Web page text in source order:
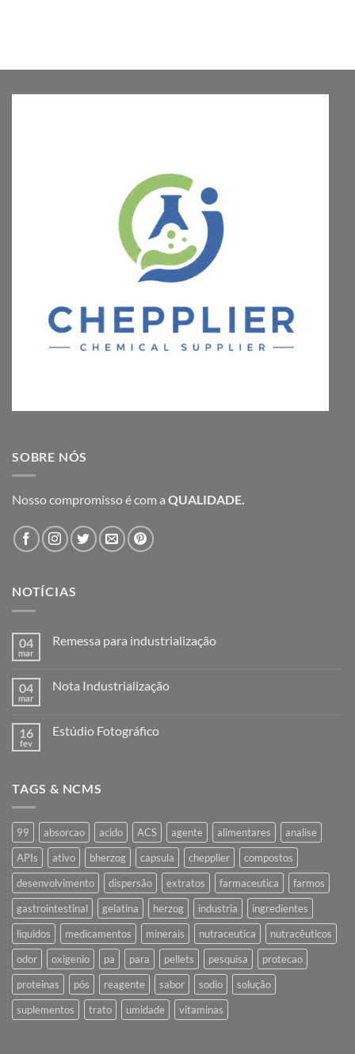
SOBRE NÓS
Nosso compromisso é com a QUALIDADE.
NOTÍCIAS
04
mar
Remessa para industrialização
Remessa
04
mar
Nota Industrialização
Nota
16
fev
Estúdio Fotográfico
Fotográfico
TAGS & NCMS
99 absorcao acido ACS agente alimentares
analise
APIs
ativo bherzog capsula chepplier
compostos
desenvolvimento
dispersão extratos farmaceutica
farmos
gastrointestinal
gelatina herzog industria
ingredientes
liquidos
medicamentos minerais nutraceutica
nutracêuticos
odor
oxigenio pa para pellets pesquisa
protecao
proteinas
pós reagente sabor sodio
solução
suplementos
trato umidade vitaminas